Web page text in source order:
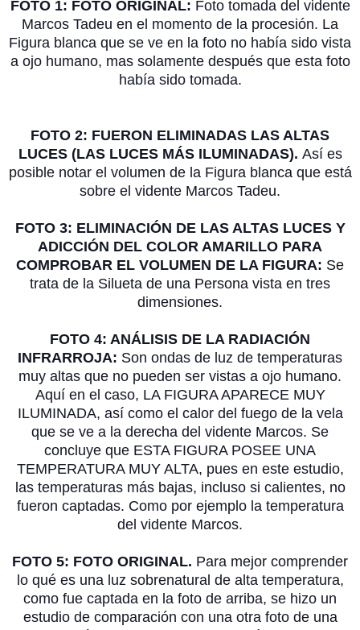
FOTO 1: FOTO ORIGINAL: Foto tomada del vidente
Marcos Tadeu en el momento de la procesión. La
Figura blanca que se ve en la foto no había sido vista
a ojo humano, mas solamente después que esta foto
había sido tomada.
FOTO 2: FUERON ELIMINADAS LAS ALTAS
LUCES (LAS LUCES MÁS ILUMINADAS). Así es
posible notar el volumen de la Figura blanca que está
sobre el vidente Marcos Tadeu.
FOTO 3: ELIMINACIÓN DE LAS ALTAS LUCES Y
ADICCIÓN DEL COLOR AMARILLO PARA
COMPROBAR EL VOLUMEN DE LA FIGURA: Se
trata de la Silueta de una Persona vista en tres
dimensiones.
FOTO 4: ANÁLISIS DE LA RADIACIÓN
INFRARROJA: Son ondas de luz de temperaturas
muy altas que no pueden ser vistas a ojo humano.
Aquí en el caso, LA FIGURA APARECE MUY
ILUMINADA, así como el calor del fuego de la vela
que se ve a la derecha del vidente Marcos. Se
concluye que ESTA FIGURA POSEE UNA
TEMPERATURA MUY ALTA, pues en este estudio,
las temperaturas más bajas, incluso si calientes, no
fueron captadas. Como por ejemplo la temperatura
del vidente Marcos.
FOTO 5: FOTO ORIGINAL. Para mejor comprender
lo qué es una luz sobrenatural de alta temperatura,
como fue captada en la foto de arriba, se hizo un
estudio de comparación con una otra foto de una